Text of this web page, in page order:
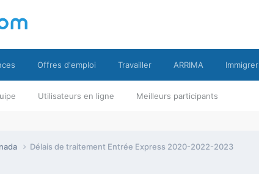
Utilisateurs en ligne Meilleurs participants
Offres d'emploi Travailler ARRIMA Immigrer
Délais de traitement Entrée Express 2020-2022-2023